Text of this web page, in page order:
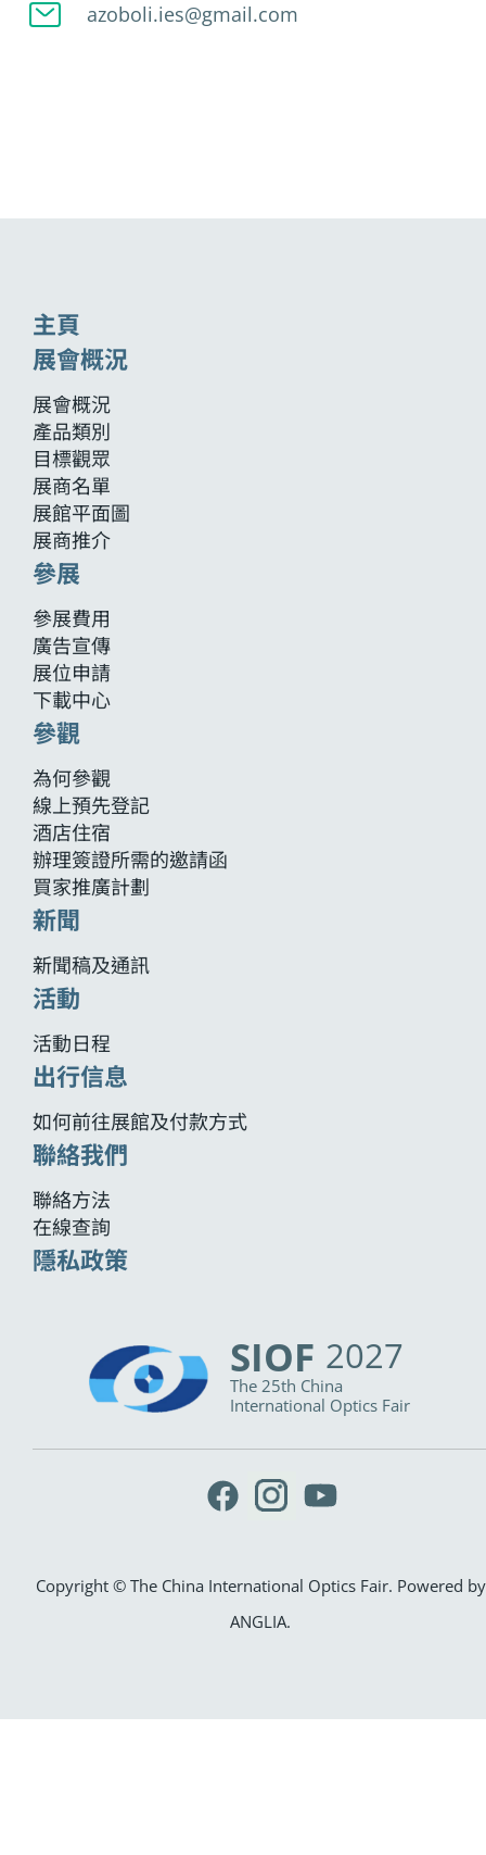
azoboli.ies@gmail.com
主頁
展會概況
展會概況
產品類別
目標觀眾
展商名單
展館平面圖
展商推介
參展
參展費用
廣告宣傳
展位申請
下載中心
參觀
為何參觀
線上預先登記
酒店住宿
辦理簽證所需的邀請函
買家推廣計劃
新聞
新聞稿及通訊
活動
活動日程
出行信息
如何前往展館及付款方式
聯絡我們
聯絡方法
在線查詢
隱私政策
SIOF 2027
The 25th China
International Optics Fair
Copyright © The China International Optics Fair. Powered by
ANGLIA.